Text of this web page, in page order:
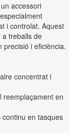
accessori
i controlat. Aquest
treballs de
precisió i eficiència.
concentrat i
reemplaçament en
en tasques